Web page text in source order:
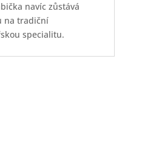
navíc zůstává
na tradiční
specialitu.